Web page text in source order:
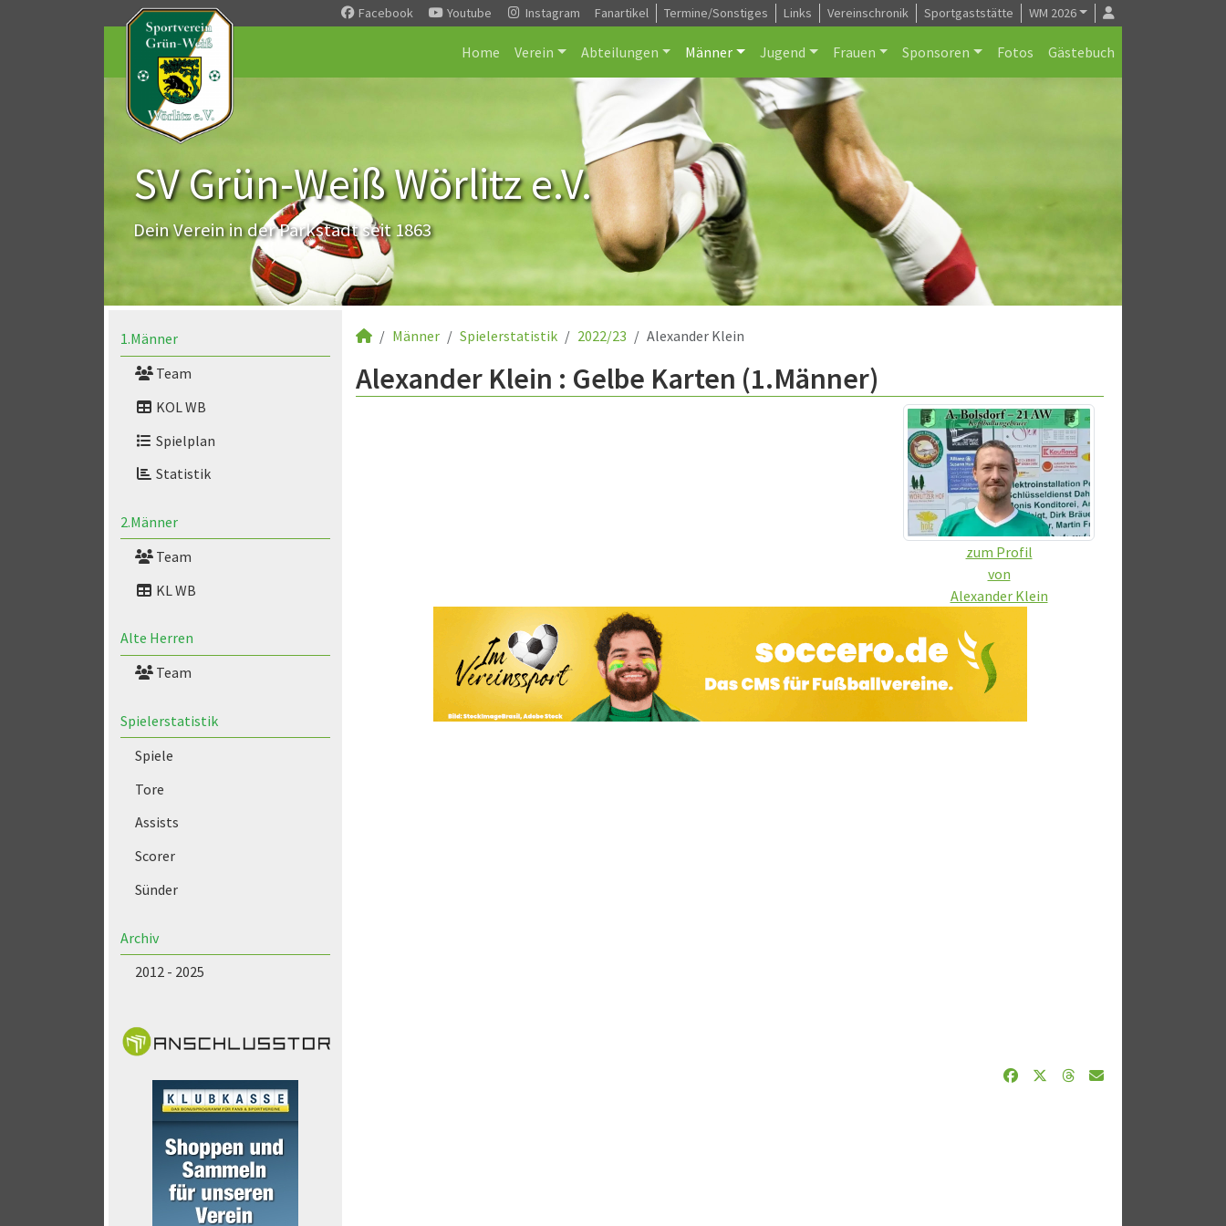
Facebook Youtube Instagram Fanartikel Termine/Sonstiges Links Vereinschronik Sportgaststätte WM 2026
Home Verein Abteilungen Männer Jugend Frauen Sponsoren Fotos Gästebuch
SV Grün-Weiß Wörlitz e.V.
Dein Verein in der Parkstadt seit 1863
1.Männer
Team
KOL WB
Spielplan
Statistik
2.Männer
Team
KL WB
Alte Herren
Team
Spielerstatistik
Spiele
Tore
Assists
Scorer
Sünder
Archiv
2012 - 2025
Männer Spielerstatistik 2022/23 Alexander Klein
Alexander Klein : Gelbe Karten (1.Männer)
zum Profil
von
Alexander Klein